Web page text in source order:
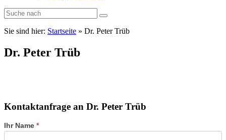
Sie sind hier: Startseite » Dr. Peter Trüb
Dr. Peter Trüb
Kontaktanfrage an Dr. Peter Trüb
Kontaktformular
der
Ihr Name *